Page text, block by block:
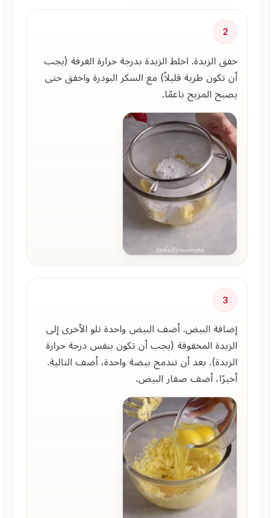
2
خفق الزبدة. اخلط الزبدة بدرجة حرارة الغرفة (يجب
أن تكون طرية قليلاً) مع السكر البودرة واخفق حتى
يصبح المزيج ناعمًا.
3
إضافة البيض. أضف البيض واحدة تلو الأخرى إلى
الزبدة المخفوقة (يجب أن تكون بنفس درجة حرارة
الزبدة). بعد أن تندمج بيضة واحدة، أضف التالية.
أخيرًا، أضف صفار البيض.